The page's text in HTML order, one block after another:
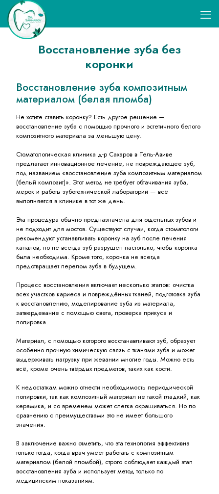
Восстановление зуба без
коронки
Восстановление зуба композитным
материалом (белая пломба)
Не хотите ставить коронку? Есть другое решение —
восстановление зуба с помощью прочного и эстетичного белого
композитного материала за меньшую цену.
Стоматологическая клиника д-р Сахаров в Тель-Авиве
предлагает инновационное лечение, не повреждающее зуб,
под названием «восстановление зуба композитным материалом
(белый композит)». Этот метод не требует обтачивания зуба,
мерок и работы зуботехнической лаборатории — всё
выполняется в клинике в тот же день.
Эта процедура обычно предназначена для отдельных зубов и
не подходит для мостов. Существуют случаи, когда стоматологи
рекомендуют устанавливать коронку на зуб после лечения
каналов, но не всегда зуб разрушен настолько, чтобы коронка
была необходима. Кроме того, коронка не всегда
предотвращает перелом зуба в будущем.
Процесс восстановления включает несколько этапов: очистка
всех участков кариеса и повреждённых тканей, подготовка зуба
к восстановлению, моделирование зуба из материала,
затвердевание с помощью света, проверка прикуса и
полировка.
Материал, с помощью которого восстанавливают зуб, образует
особенно прочную химическую связь с тканями зуба и может
выдерживать нагрузку при жевании многие годы. Можно есть
всё, кроме очень твёрдых предметов, таких как кости.
К недостаткам можно отнести необходимость периодической
полировки, так как композитный материал не такой гладкий, как
керамика, и со временем может слегка окрашиваться. Но по
сравнению с преимуществами это не имеет большого
значения.
В заключение важно отметить, что эта технология эффективна
только тогда, когда врач умеет работать с композитным
материалом (белой пломбой), строго соблюдает каждый этап
восстановления зуба и использует метод только по
медицинским показаниям.